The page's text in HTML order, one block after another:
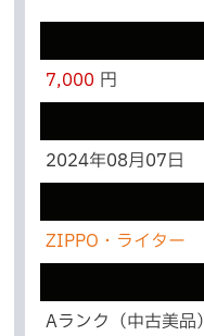
7,000 円
2024年08月07日
ZIPPO・ライター
Aランク（中古美品）